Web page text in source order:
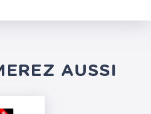
AUSSI